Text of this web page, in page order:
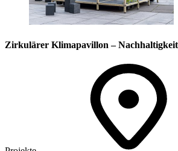
Zirkulärer Klima­pavillon –